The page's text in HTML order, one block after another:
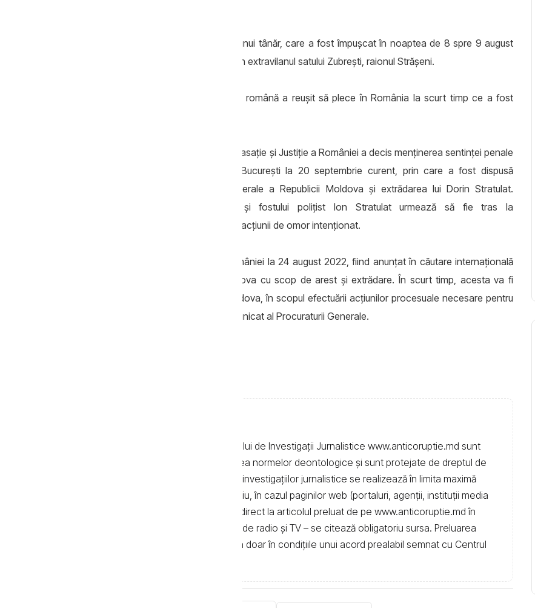
Dorin Stratulat este învinuit de omorul unui tânăr, care a fost împușcat în noaptea de 8 spre 9 august
2022, iar cadavrul acestuia a fost găsit în extravilanul satului Zubrești, raionul Strășeni.
Dorin Stratulat care deţine şi cetăţenie română a reuşit să plece în România la scurt timp ce a fost
La 12 octombrie 2022, Înalta Curte de Casație și Justiție a României a decis menținerea sentinței penale
pronunțate de către Curtea de Apel București la 20 septembrie curent, prin care a fost dispusă
admiterea demersului Procuraturii Generale a Republicii Moldova și extrădarea lui Dorin Stratulat.
Nepotrul generalului Nicolae Alexei și fostului polițist Ion Stratulat urmează să fie tras la
răspundere penală pentru săvârșirea infracțiunii de omor intenționat.
„Învinuitul a fost reținut pe teritoriul României la 24 august 2022, fiind anunțat în căutare internațională
de către procurorii din Republica Moldova cu scop de arest și extrădare. În scurt timp, acesta va fi
escortat din România în Republica Moldova, în scopul efectuării acțiunilor procesuale necesare pentru
a fi deferit justiției”, se arată într-un comunicat al Procuraturii Generale.
Textele de pe pagina web a Centrului de Investigații Jurnalistice www.anticoruptie.md sunt
realizate de jurnaliști, cu respectarea normelor deontologice și sunt protejate de dreptul de
autor. Preluarea textelor știrilor și a investigațiilor jurnalistice se realizează în limita maximă
de 500 de semne. În mod obligatoriu, în cazul paginilor web (portaluri, agenții, instituţii media
sau bloguri) trebuie indicat şi linkul direct la articolul preluat de pe www.anticoruptie.md în
primul alineat, iar în cazul posturilor de radio și TV – se citează obligatoriu sursa. Preluarea
integrală a textelor se poate realiza doar în condiţiile unui acord prealabil semnat cu Centrul